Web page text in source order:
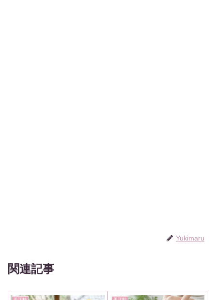
Yukimaru
関連記事